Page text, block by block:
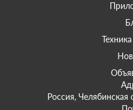
Россия, Челябинская